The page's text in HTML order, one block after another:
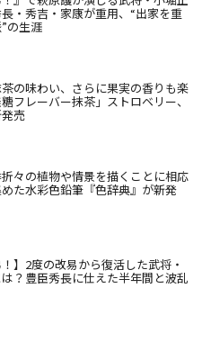
・秀吉・家康が重用、“出家を重
の生涯
の味わい、さらに果実の香りも楽
フレーバー抹茶」ストロベリー、
売
々の植物や情景を描くことに相応
た水彩色鉛筆『色辞典』が新発
！】2度の改易から復活した武将・
？豊臣秀長に仕えた半年間と波乱